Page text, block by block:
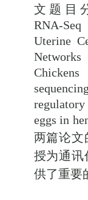
文题目
RNA-Seq
Uterine
Chickens
eggs in
两篇论文
授为通讯
供了重要